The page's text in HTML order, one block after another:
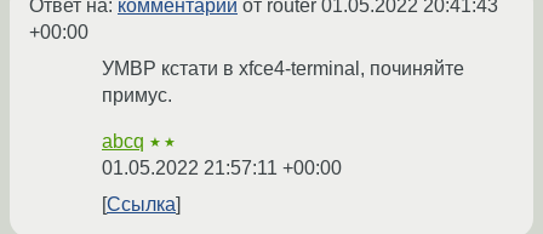
Ответ на: комментарий от router 01.05.2022 20:41:43
+00:00
УМВР кстати в xfce4-terminal, починяйте
примус.
abcq ★★
01.05.2022 21:57:11 +00:00
Ссылка